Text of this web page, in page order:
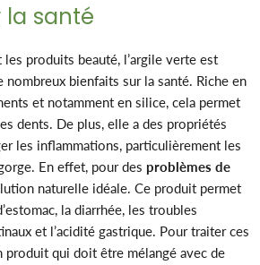
la santé
produits beauté, l’argile verte est
nombreux bienfaits sur la santé. Riche en
et notamment en silice, cela permet
dents. De plus, elle a des propriétés
les inflammations, particulièrement les
En effet, pour des problèmes de
naturelle idéale. Ce produit permet
la diarrhée, les troubles
et l’acidité gastrique. Pour traiter ces
produit qui doit être mélangé avec de